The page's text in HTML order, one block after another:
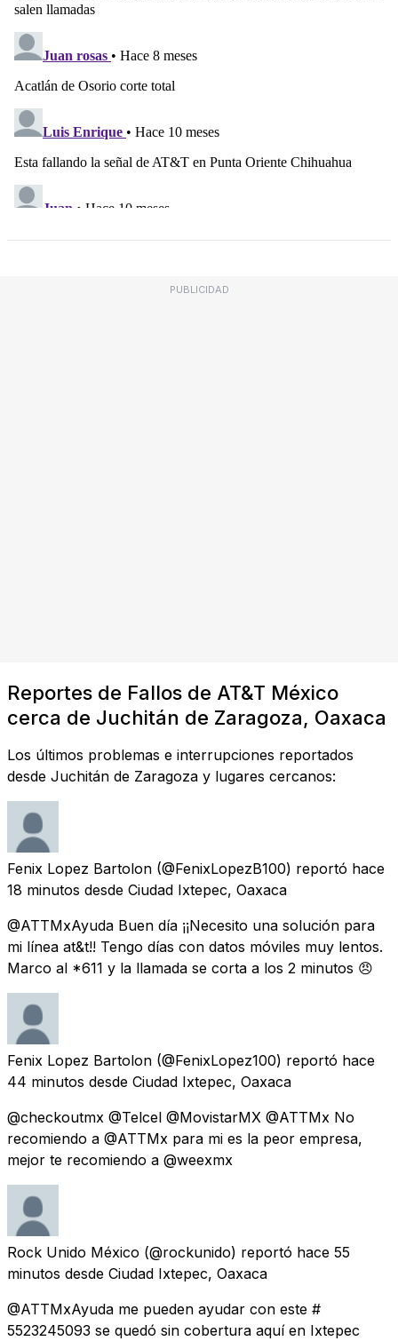
PUBLICIDAD
Reportes de Fallos de AT&T México
cerca de Juchitán de Zaragoza, Oaxaca
Los últimos problemas e interrupciones reportados
desde Juchitán de Zaragoza y lugares cercanos:
Fenix Lopez Bartolon (@FenixLopezB100) reportó hace
18 minutos desde Ciudad Ixtepec, Oaxaca
@ATTMxAyuda Buen día ¡¡Necesito una solución para
mi línea at&t!! Tengo días con datos móviles muy lentos.
Marco al *611 y la llamada se corta a los 2 minutos 😠
Fenix Lopez Bartolon (@FenixLopez100) reportó hace
44 minutos desde Ciudad Ixtepec, Oaxaca
@checkoutmx @Telcel @MovistarMX @ATTMx No
recomiendo a @ATTMx para mi es la peor empresa,
mejor te recomiendo a @weexmx
Rock Unido México (@rockunido) reportó hace 55
minutos desde Ciudad Ixtepec, Oaxaca
@ATTMxAyuda me pueden ayudar con este #
5523245093 se quedó sin cobertura aquí en Ixtepec